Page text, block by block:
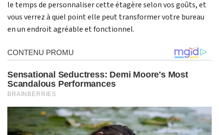
le temps de personnaliser cette étagère selon vos goûts, et
vous verrez à quel point elle peut transformer votre bureau
en un endroit agréable et fonctionnel.